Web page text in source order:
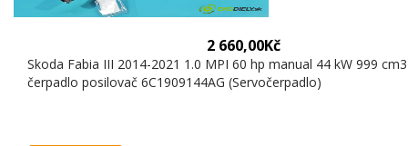
2 660,00Kč
Skoda Fabia III 2014-2021 1.0 MPI 60 hp manual 44 kW 999
čerpadlo posilovač 6C1909144AG (Servočerpadlo)